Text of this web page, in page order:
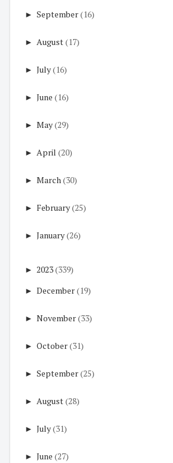
► September(16)
► August(17)
► July(16)
► June (16)
► May(29)
► April (20)
► March(30)
► February(25)
► January(26)
► 2023(339)
► December(19)
► November(33)
► October(31)
► September(25)
► August(28)
► July(31)
► June (27)